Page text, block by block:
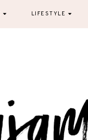
LIFESTYLE